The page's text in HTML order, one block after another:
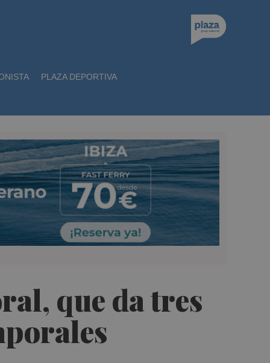
PLAZA DEPORTIVA
que da tres